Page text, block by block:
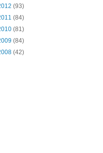
(93)
(84)
(81)
(84)
(42)